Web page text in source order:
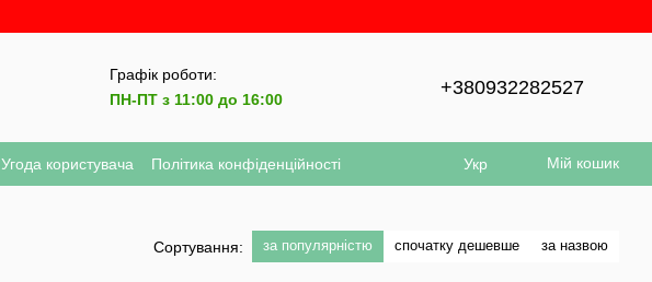
Графік роботи:
ПН-ПТ з 11:00 до 16:00
+380932282527
Угода користувача
Політика конфіденційності
Укр Мій кошик
Сортування: за популярністю спочатку дешевше за назвою